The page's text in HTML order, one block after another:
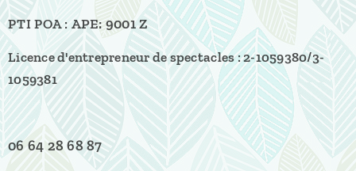
PTI POA : APE: 9001 Z
Licence d'entrepreneur de spectacles :2-1059380/3-
1059381
06 64 28 68 87